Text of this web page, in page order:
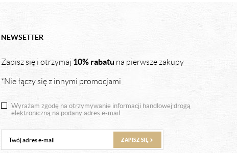
NEWSETTER
Zapisz się i otrzymaj 10% rabatu na pierwsze zakupy
*Nie łączy się z innymi promocjami
Wyrażam zgodę na otrzymywanie informacji handlowej drogą
elektroniczną na podany adres e-mail
ZAPISZ SIĘ